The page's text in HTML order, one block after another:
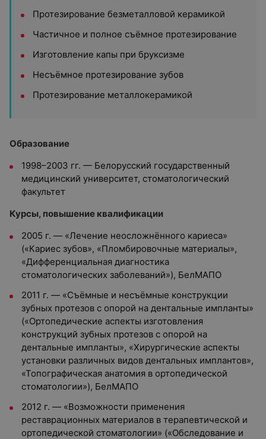
Протезирование безметалловой керамикой
Частичное и полное съёмное протезирование
Изготовление капы при бруксизме
Несъёмное протезирование зубов
Протезирование металлокерамикой
Образование
1998–2003 гг. — Белорусский государственный
медицинский университет, стоматологический
факультет
Курсы, повышение квалификации
2005 г. — «Лечение неосложнённого кариеса»
(«Кариес зубов», «Пломбировочные материалы»,
«Дифференциальная диагностика
стоматологических заболеваний»), БелМАПО
2011 г. — «Съёмные и несъёмные конструкции
зубных протезов с опорой на дентальные импланты»
(«Ортопедические аспекты изготовления
конструкций зубных протезов с опорой на
дентальные импланты», «Хирургические аспекты
установки различных видов дентальных имплантов»,
«Топографическая анатомия в ортопедической
стоматологии»), БелМАПО
2012 г. — «Возможности применения
реставрационных материалов в терапевтической и
ортопедической стоматологии» («Обследование и